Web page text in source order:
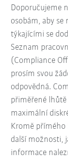
Doporučujeme
osobám, aby
týkajícími se
Seznam
(Compliance
prosím svou
odpovědná.
přiměřené lhůtě
maximální
Kromě
další možnosti,
informace